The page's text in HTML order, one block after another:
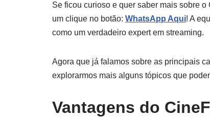
Se ficou curioso e quer saber mais sobre
um clique no botão: WhatsApp Aqui! A
como um verdadeiro expert em streaming.
Agora que já falamos sobre as principais
explorarmos mais alguns tópicos que
Vantagens do